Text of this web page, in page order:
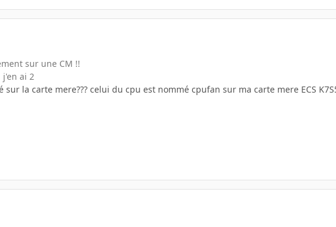
sur une CM !!
j'en ai 2
sur la carte mere??? celui du cpu est nommé cpufan sur ma carte mere ECS